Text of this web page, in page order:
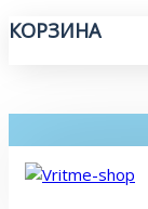
КОРЗИНА